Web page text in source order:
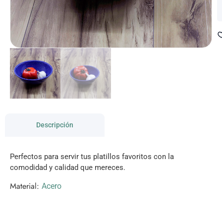
Descripción
Perfectos para servir tus platillos favoritos con la
comodidad y calidad que mereces.
Material: Acero